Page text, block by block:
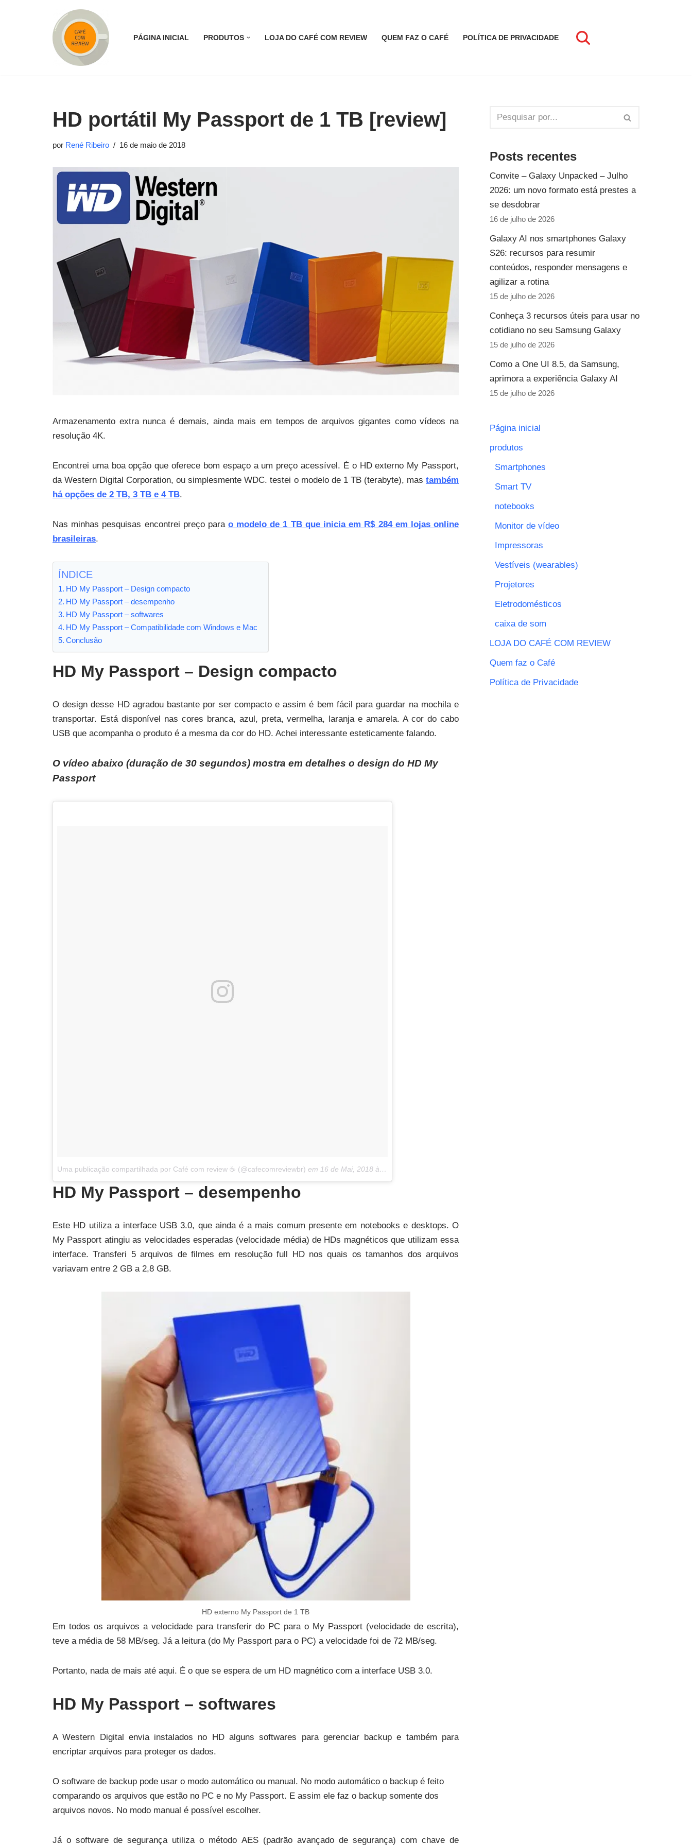
PÁGINA INICIAL PRODUTOS LOJA DO CAFÉ COM REVIEW QUEM FAZ O CAFÉ POLÍTICA DE PRIVACIDADE
HD portátil My Passport de 1 TB [review]
por René Ribeiro 16 de maio de 2018
Armazenamento extra nunca é demais, ainda mais em tempos de arquivos gigantes como vídeos na
resolução 4K.
Encontrei uma boa opção que oferece bom espaço a um preço acessível. É o HD externo My Passport,
da Western Digital Corporation, ou simplesmente WDC. testei o modelo de 1 TB (terabyte), mas também
há opções de 2 TB, 3 TB e 4 TB.
Nas minhas pesquisas encontrei preço para o modelo de 1 TB que inicia em R$ 284 em lojas online
brasileiras.
ÍNDICE
HD My Passport – Design compacto
HD My Passport – desempenho
HD My Passport – softwares
HD My Passport – Compatibilidade com Windows e Mac
Conclusão
HD My Passport – Design compacto
O design desse HD agradou bastante por ser compacto e assim é bem fácil para guardar na mochila e
transportar. Está disponível nas cores branca, azul, preta, vermelha, laranja e amarela. A cor do cabo
USB que acompanha o produto é a mesma da cor do HD. Achei interessante esteticamente falando.
O vídeo abaixo (duração de 30 segundos) mostra em detalhes o design do HD My
Passport
Uma publicação compartilhada por Café com review ☕ (@cafecomreviewbr) em 16 de Mai, 2018 às 10:36 PDT
HD My Passport – desempenho
Este HD utiliza a interface USB 3.0, que ainda é a mais comum presente em notebooks e desktops. O
My Passport atingiu as velocidades esperadas (velocidade média) de HDs magnéticos que utilizam essa
interface. Transferi 5 arquivos de filmes em resolução full HD nos quais os tamanhos dos arquivos
variavam entre 2 GB a 2,8 GB.
HD externo My Passport de 1 TB
Em todos os arquivos a velocidade para transferir do PC para o My Passport (velocidade de escrita),
teve a média de 58 MB/seg. Já a leitura (do My Passport para o PC) a velocidade foi de 72 MB/seg.
Portanto, nada de mais até aqui. É o que se espera de um HD magnético com a interface USB 3.0.
HD My Passport – softwares
A Western Digital envia instalados no HD alguns softwares para gerenciar backup e também para
encriptar arquivos para proteger os dados.
O software de backup pode usar o modo automático ou manual. No modo automático o backup é feito
comparando os arquivos que estão no PC e no My Passport. E assim ele faz o backup somente dos
arquivos novos. No modo manual é possível escolher.
Já o software de segurança utiliza o método AES (padrão avançado de segurança) com chave de
Posts recentes
Convite – Galaxy Unpacked – Julho
2026: um novo formato está prestes a
se desdobrar
16 de julho de 2026
Galaxy AI nos smartphones Galaxy
S26: recursos para resumir
conteúdos, responder mensagens e
agilizar a rotina
15 de julho de 2026
Conheça 3 recursos úteis para usar no
cotidiano no seu Samsung Galaxy
15 de julho de 2026
Como a One UI 8.5, da Samsung,
aprimora a experiência Galaxy AI
15 de julho de 2026
Página inicial
produtos
Smartphones
Smart TV
notebooks
Monitor de vídeo
Impressoras
Vestíveis (wearables)
Projetores
Eletrodomésticos
caixa de som
LOJA DO CAFÉ COM REVIEW
Quem faz o Café
Política de Privacidade